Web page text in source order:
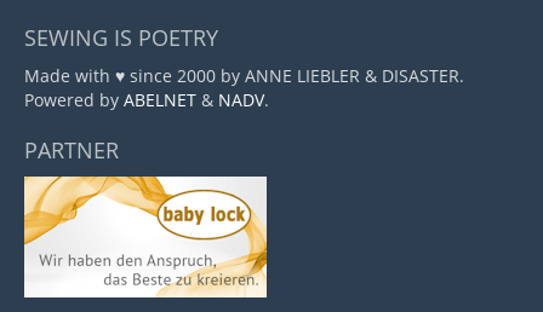
SEWING IS POETRY
Made with ♥ since 2000 by ANNE LIEBLER & DISASTER.
Powered by ABELNET & NADV.
PARTNER